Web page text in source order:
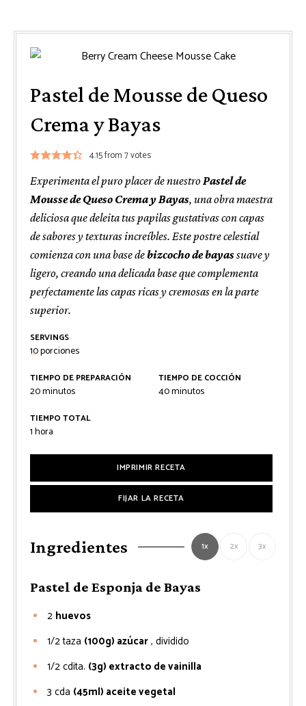
Pastel de Mousse de Queso
Crema y Bayas
4.15from7votes
Experimenta el puro placer de nuestroPastel de
Mousse de Queso Crema y Bayas, una obra maestra
deliciosa que deleita tus papilas gustativas con capas
de sabores y texturas increíbles. Este postre celestial
comienza con una base debizcocho de bayassuave y
ligero, creando una delicada base que complementa
perfectamente las capas ricas y cremosas en la parte
superior.
SERVINGS
10porciones
TIEMPO DE PREPARACIÓN
20minutos
minutos
TIEMPO DE COCCIÓN
40minutos
minutos
TIEMPO TOTAL
1hora
hora
IMPRIMIR RECETA
FIJAR LA RECETA
Ingredientes 1x 2x 3x
Pastel de Esponja de Bayas
2 huevos
1/2taza (100g) azúcar, dividido
1/2cdita. (3g) extracto de vainilla
3 cda (45ml) aceite vegetal